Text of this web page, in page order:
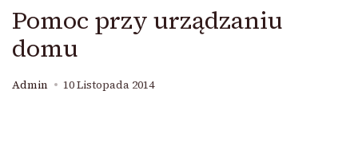
Pomoc przy urządzaniu
domu
Admin 10 Listopada 2014